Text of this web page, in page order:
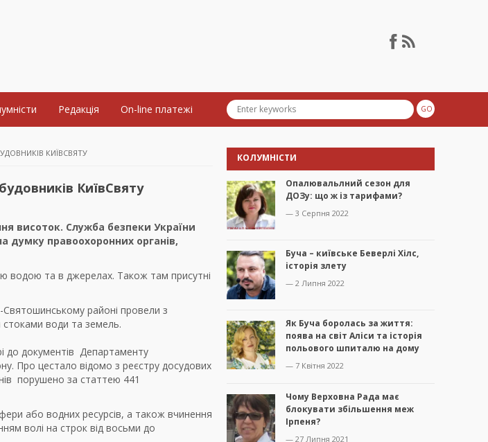
Редакція On-line платежі
КИЇВСВЯТУ
КиївСвяту
висоток. Служба безпеки України
думку правоохоронних органів,
водою та в джерелах. Також там присутні
Святошинському районі провели з
води та земель.
до документів Департаменту
Про цестало відомо з реєстру досудових
порушено за статтею 441
або водних ресурсів, а також вчинення
волі на строк від восьми до
КОЛУМНІСТИ
Опалювальлний сезон для
ДОЗу: що ж із тарифами?
— 3 Серпня 2022
Буча – київське Беверлі Хілс,
історія злету
— 2 Липня 2022
Як Буча боролась за життя:
поява на світ Аліси та історія
польового шпиталю на дому
— 7 Квітня 2022
Чому Верховна Рада має
блокувати збільшення меж
Ірпеня?
— 27 Липня 2021